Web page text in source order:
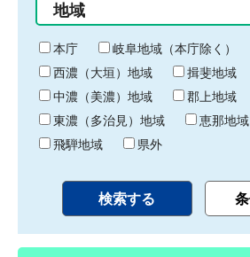
り
終
わ
り
地域
本庁
岐阜地域（本庁除く）
西濃（大垣）地域
揖斐地域
中濃（美濃）地域
郡上地域
東濃（多治見）地域
恵那地域
飛騨地域
県外